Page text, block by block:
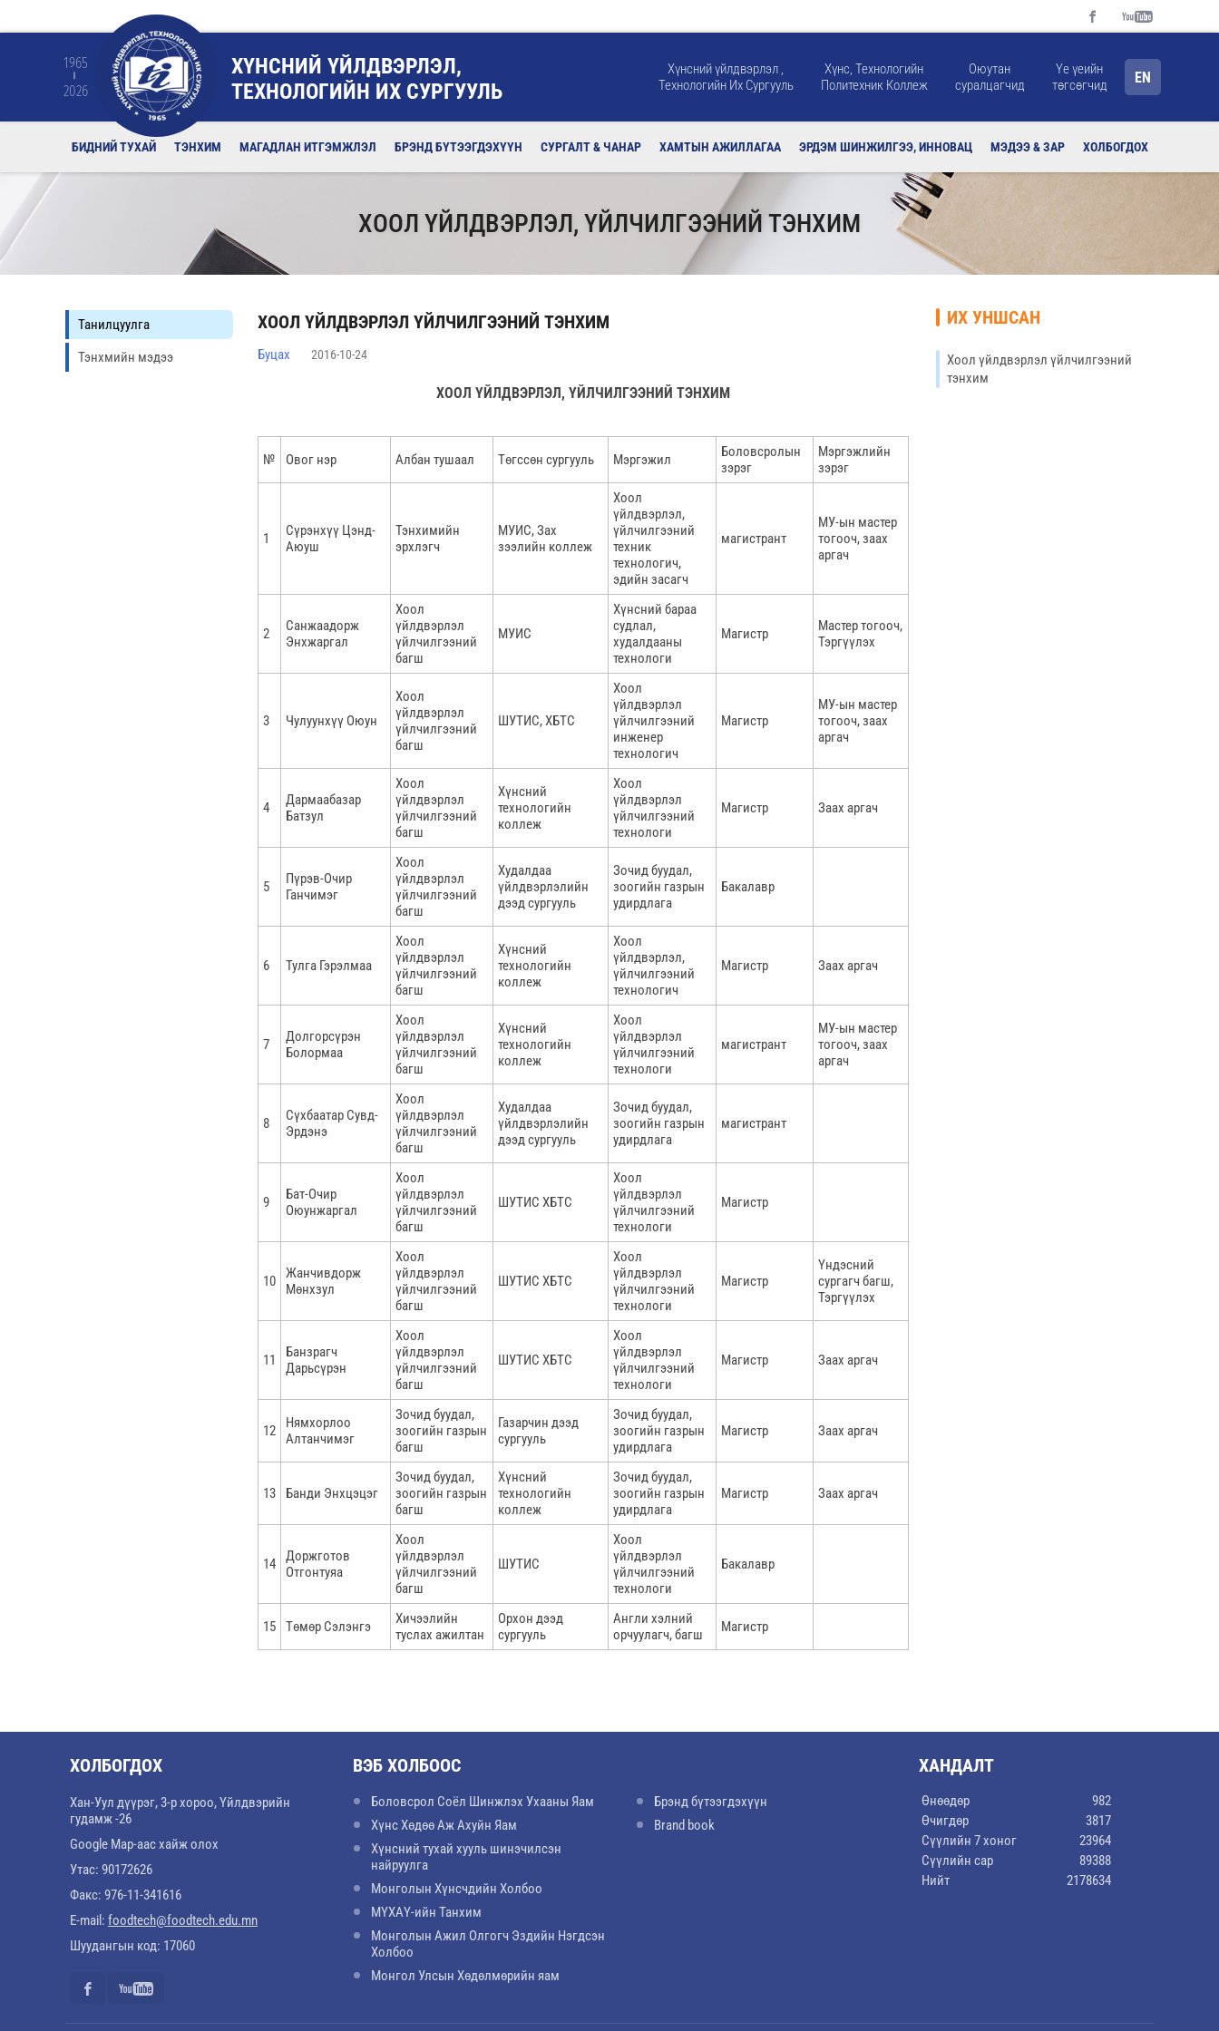
1965
2026
ХҮНСНИЙ ҮЙЛДВЭРЛЭЛ,
ТЕХНОЛОГИЙН ИХ СУРГУУЛЬ
Хүнсний үйлдвэрлэл ,
Технологийн Их Сургууль
Хүнс, Технологийн
Политехник Коллеж
Оюутан
суралцагчид
Үе үеийн
төгсөгчид
EN
БИДНИЙ ТУХАЙ ТЭНХИМ МАГАДЛАН ИТГЭМЖЛЭЛ БРЭНД БҮТЭЭГДЭХҮҮН СУРГАЛТ & ЧАНАР ХАМТЫН АЖИЛЛАГАА ЭРДЭМ ШИНЖИЛГЭЭ, ИННОВАЦ МЭДЭЭ & ЗАР ХОЛБОГДОХ
ХООЛ ҮЙЛДВЭРЛЭЛ, ҮЙЛЧИЛГЭЭНИЙ ТЭНХИМ
Танилцуулга
Тэнхмийн мэдээ
ХООЛ ҮЙЛДВЭРЛЭЛ ҮЙЛЧИЛГЭЭНИЙ ТЭНХИМ
Буцах 2016-10-24
ХООЛ ҮЙЛДВЭРЛЭЛ, ҮЙЛЧИЛГЭЭНИЙ ТЭНХИМ
№ Овог нэр Албан тушаал Төгссөн сургууль Мэргэжил
Боловсролын
зэрэг
Мэргэжлийн
зэрэг
1
Сүрэнхүү Цэнд-
Аюуш
Тэнхимийн
эрхлэгч
МУИС, Зах
зээлийн коллеж
Хоол
үйлдвэрлэл,
үйлчилгээний
техник
технологич,
эдийн засагч
магистрант
MУ-ын мастер
тогооч, заах
аргач
2
Санжаадорж
Энхжаргал
Хоол
үйлдвэрлэл
үйлчилгээний
багш
МУИС
Хүнсний бараа
судлал,
худалдааны
технологи
Магистр
Мастер тогооч,
Тэргүүлэх
3 Чулуунхүү Оюун
Хоол
үйлдвэрлэл
үйлчилгээний
багш
ШУТИС, ХБТС
Хоол
үйлдвэрлэл
үйлчилгээний
инженер
технологич
Магистр
MУ-ын мастер
тогооч, заах
аргач
4
Дармаабазар
Батзул
Хоол
үйлдвэрлэл
үйлчилгээний
багш
Хүнсний
технологийн
коллеж
Хоол
үйлдвэрлэл
үйлчилгээний
технологи
Магистр Заах аргач
5
Пүрэв-Очир
Ганчимэг
Хоол
үйлдвэрлэл
үйлчилгээний
багш
Худалдаа
үйлдвэрлэлийн
дээд сургууль
Зочид буудал,
зоогийн газрын
удирдлага
Бакалавр
6 Тулга Гэрэлмаа
Хоол
үйлдвэрлэл
үйлчилгээний
багш
Хүнсний
технологийн
коллеж
Хоол
үйлдвэрлэл,
үйлчилгээний
технологич
Магистр Заах аргач
7
Долгорсүрэн
Болормаа
Хоол
үйлдвэрлэл
үйлчилгээний
багш
Хүнсний
технологийн
коллеж
Хоол
үйлдвэрлэл
үйлчилгээний
технологи
магистрант
MУ-ын мастер
тогооч, заах
аргач
8
Сүхбаатар Сувд-
Эрдэнэ
Хоол
үйлдвэрлэл
үйлчилгээний
багш
Худалдаа
үйлдвэрлэлийн
дээд сургууль
Зочид буудал,
зоогийн газрын
удирдлага
магистрант
9
Бат-Очир
Оюунжаргал
Хоол
үйлдвэрлэл
үйлчилгээний
багш
ШУТИС ХБТС
Хоол
үйлдвэрлэл
үйлчилгээний
технологи
Магистр
10
Жанчивдорж
Мөнхзул
Хоол
үйлдвэрлэл
үйлчилгээний
багш
ШУТИС ХБТС
Хоол
үйлдвэрлэл
үйлчилгээний
технологи
Магистр
Үндэсний
сургагч багш,
Тэргүүлэх
11
Банзрагч
Дарьсүрэн
Хоол
үйлдвэрлэл
үйлчилгээний
багш
ШУТИС ХБТС
Хоол
үйлдвэрлэл
үйлчилгээний
технологи
Магистр Заах аргач
12
Нямхорлоо
Алтанчимэг
Зочид буудал,
зоогийн газрын
багш
Газарчин дээд
сургууль
Зочид буудал,
зоогийн газрын
удирдлага
Магистр Заах аргач
13 Банди Энхцэцэг
Зочид буудал,
зоогийн газрын
багш
Хүнсний
технологийн
коллеж
Зочид буудал,
зоогийн газрын
удирдлага
Магистр Заах аргач
14
Доржготов
Отгонтуяа
Хоол
үйлдвэрлэл
үйлчилгээний
багш
ШУТИС
Хоол
үйлдвэрлэл
үйлчилгээний
технологи
Бакалавр
15 Төмөр Сэлэнгэ
Хичээлийн
туслах ажилтан
Орхон дээд
сургууль
Англи хэлний
орчуулагч, багш
Магистр
ИХ УНШСАН
Хоол үйлдвэрлэл үйлчилгээний
тэнхим
ХОЛБОГДОХ
Хан-Уул дүүрэг, 3-р хороо, Үйлдвэрийн
гудамж -26
Google Map-аас хайж олох
Утас: 90172626
Факс: 976-11-341616
E-mail: foodtech@foodtech.edu.mn
Шуудангын код: 17060
ВЭБ ХОЛБООС
Боловсрол Соёл Шинжлэх Ухааны Яам
Хүнс Хөдөө Аж Ахуйн Яам
Хүнсний тухай хууль шинэчилсэн
найруулга
Монголын Хүнсчдийн Холбоо
МҮХАҮ-ийн Танхим
Монголын Ажил Олгогч Эздийн Нэгдсэн
Холбоо
Монгол Улсын Хөдөлмөрийн яам
Брэнд бүтээгдэхүүн
Brand book
ХАНДАЛТ
Өнөөдөр
982
Өчигдөр
3817
Сүүлийн 7 хоног
23964
Сүүлийн сар
89388
Нийт
2178634